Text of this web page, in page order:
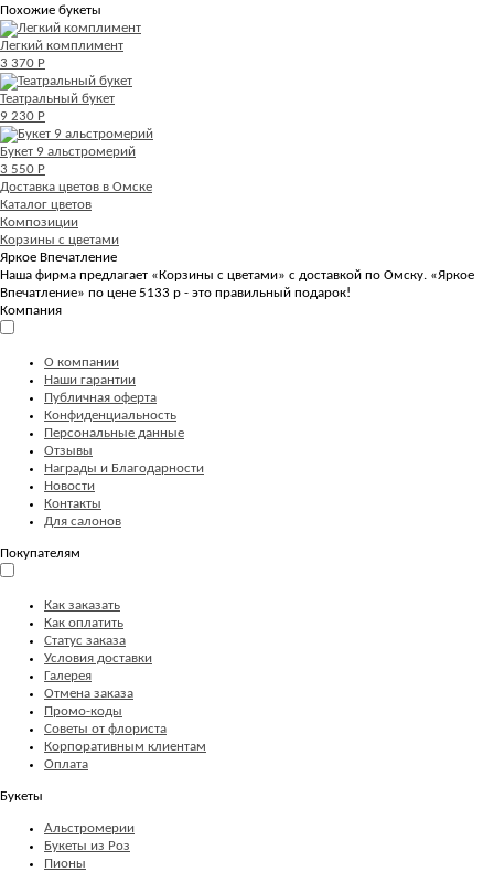
Похожие букеты
Легкий комплимент
3 370 Р
Театральный букет
9 230 Р
Букет 9 альстромерий
3 550 Р
Доставка цветов в Омске
Каталог цветов
Композиции
Корзины с цветами
Яркое Впечатление
Наша фирма предлагает «Корзины с цветами» с доставкой по Омску. «Яркое
Впечатление» по цене 5133 р - это правильный подарок!
Компания
О компании
Наши гарантии
Публичная оферта
Конфиденциальность
Персональные данные
Отзывы
Награды и Благодарности
Новости
Контакты
Для салонов
Покупателям
Как заказать
Как оплатить
Статус заказа
Условия доставки
Галерея
Отмена заказа
Промо-коды
Советы от флориста
Корпоративным клиентам
Оплата
Букеты
Альстромерии
Букеты из Роз
Пионы